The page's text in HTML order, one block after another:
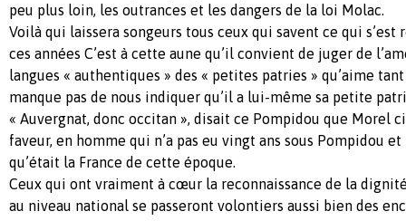
peu plus loin, les outrances et les dangers de la loi Molac.
Voilà qui laissera songeurs tous ceux qui savent ce qui
ces années C’est à cette aune qu’il convient de juger de
langues « authentiques » des « petites patries » qu’aime
manque pas de nous indiquer qu’il a lui-même sa petite
« Auvergnat, donc occitan », disait ce Pompidou que Morel
faveur, en homme qui n’a pas eu vingt ans sous Pompidou
qu’était la France de cette époque.
Ceux qui ont vraiment à cœur la reconnaissance de la
au niveau national se passeront volontiers aussi bien des